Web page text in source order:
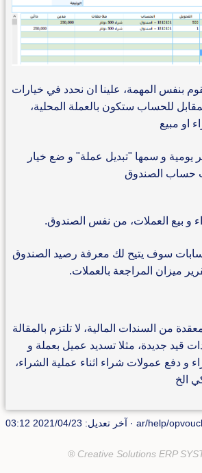
بنفس المهمة، علينا ان نحدد في خيارات
للحساب ستكون بالعملة المحلية،
او مبيع
يومية و سمها "تبديل عملة" و ضع خيار
حساب الصندوق
و بيع العملات، من نفس الصندوق.
سوف يتيح لك معرفة رصيد الصندوق
ميزان المراجعة بالعملات.
من السندات المالية، لا تلتزم بالمقالة
قيد جديدة، مثلا تسديد عميل بعملة و
و دفع عمولات شراء اثناء عملية الشراء،
الخ
ar/help/ · آخر تعديل: 2021/04/23 03:12